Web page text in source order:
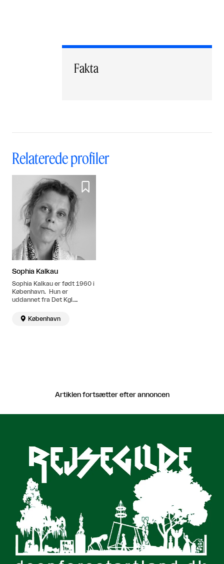
Fakta
Relaterede profiler

Sophia Kalkau
Sophia Kalkau er født 1960 i
København. Hun er
uddannet fra Det Kgl.
cand. phil. i kunstteori. Bor
og arbejder i København.
 København
Artiklen fortsætter efter annoncen